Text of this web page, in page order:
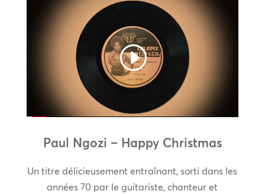
Paul Ngozi – Happy Christmas
Un titre délicieusement entraînant, sorti dans les
années 70 par le guitariste, chanteur et